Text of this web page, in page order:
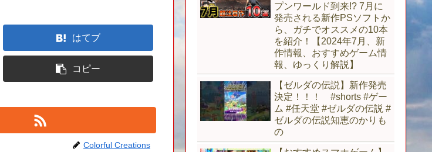
はてブ
コピー
Colorful Creations
プンワールド到来!? 7月に
発売される新作PSソフトか
ら、ガチでオススメの10本
を紹介！【2024年7月、新
作情報、おすすめゲーム情
報、ゆっくり解説】
【ゼルダの伝説】新作発売
決定！！！ #shorts #ゲー
ム #任天堂 #ゼルダの伝説 #
ゼルダの伝説知恵のかりも
の